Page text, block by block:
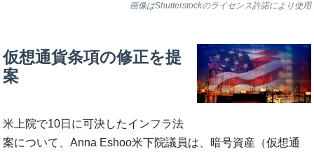
画像はShutterstockのライセンス許諾により使用
仮想通貨条項の修正を提
案
米上院で10日に可決したインフラ法
案について、Anna Eshoo米下院議員は、暗号資産（仮想通